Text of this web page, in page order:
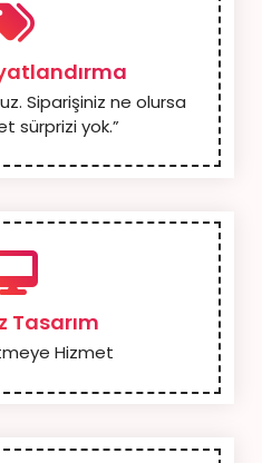
Siparişiniz ne olursa
sürprizi yok.”
Tasarım
Hizmet